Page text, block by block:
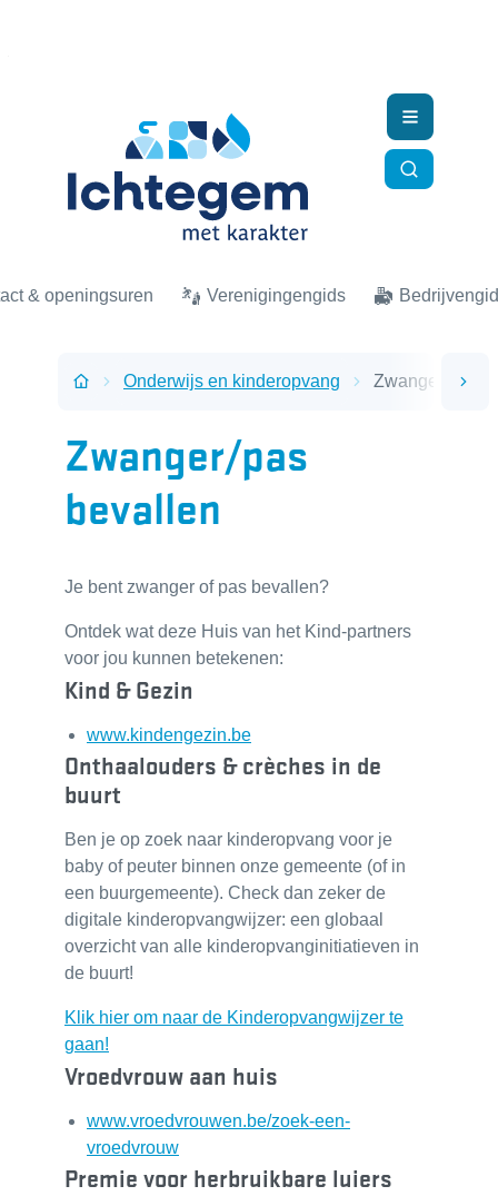
& openingsuren Verenigingengids
Zoek
Menu
Startpagina
Onderwijs en kinderopvang Zwanger/pas
Zwanger/pas
bevallen
Je bent zwanger of pas bevallen?
Ontdek wat deze Huis van het Kind-partners
voor jou kunnen betekenen:
Kind & Gezin
www.kindengezin.be
Onthaalouders & crèches in de
buurt
Ben je op zoek naar kinderopvang voor je
baby of peuter binnen onze gemeente (of in
een buurgemeente). Check dan zeker de
digitale kinderopvangwijzer: een globaal
overzicht van alle kinderopvanginitiatieven in
de buurt!
Klik hier om naar de Kinderopvangwijzer te
gaan!
Vroedvrouw aan huis
www.vroedvrouwen.be/zoek-een-
vroedvrouw
Premie voor herbruikbare luiers